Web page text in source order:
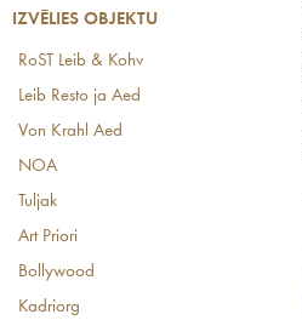
IZVĒLIES OBJEKTU
RoST Leib & Kohv
Leib Resto ja Aed
Von Krahl Aed
NOA
Tuljak
Art Priori
Bollywood
Kadriorg